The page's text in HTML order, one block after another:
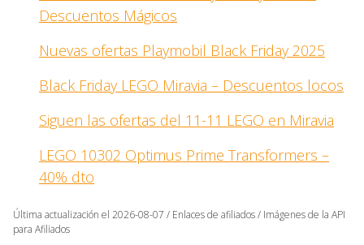
Descuentos Mágicos
Nuevas ofertas Playmobil Black Friday 2025
Black Friday LEGO Miravia – Descuentos locos
Siguen las ofertas del 11-11 LEGO en Miravia
LEGO 10302 Optimus Prime Transformers –
40% dto
Última actualización el 2026-08-07 / Enlaces de afiliados / Imágenes de la API
para Afiliados